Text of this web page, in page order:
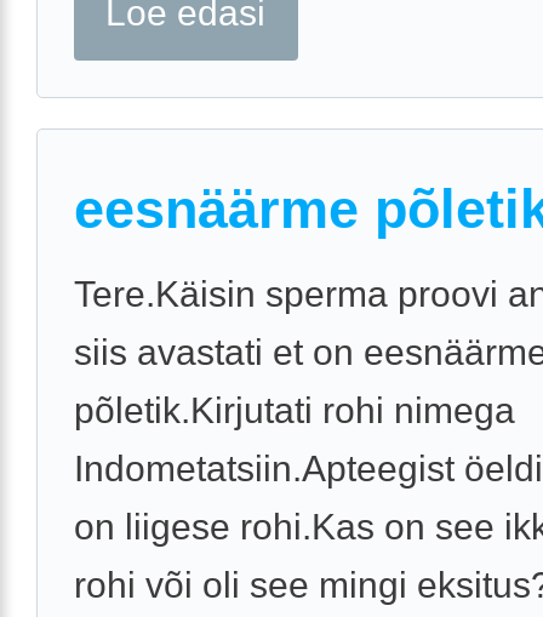
Loe edasi
eesnäärme
Tere.Käisin sperma proovi
siis avastati et on
põletik.Kirjutati rohi nimega
Indometatsiin.Apteegist
on liigese rohi.Kas on see
rohi või oli see mingi